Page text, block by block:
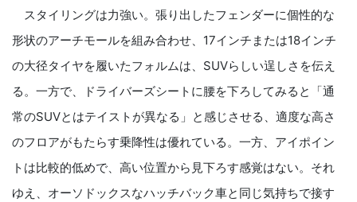
スタイリングは力強い。張り出したフェンダーに個性的な
形状のアーチモールを組み合わせ、17インチまたは18インチ
の大径タイヤを履いたフォルムは、SUVらしい逞しさを伝え
る。一方で、ドライバーズシートに腰を下ろしてみると「通
常のSUVとはテイストが異なる」と感じさせる、適度な高さ
のフロアがもたらす乗降性は優れている。一方、アイポイン
トは比較的低めで、高い位置から見下ろす感覚はない。それ
ゆえ、オーソドックスなハッチバック車と同じ気持ちで接す